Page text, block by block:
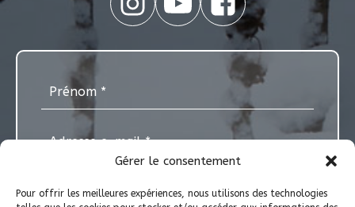
Gérer le consentement
Pour offrir les meilleures expériences, nous utilisons des technologies